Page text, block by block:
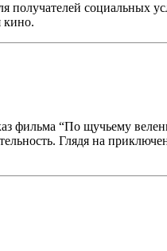
социальных
кино.
фильма “По щучьему
Глядя на